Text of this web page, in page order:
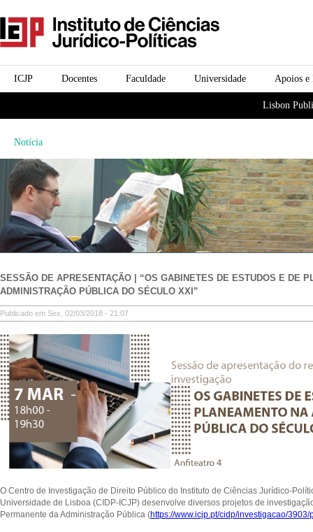
principal
icjp
menu-institucional Apoios e
Universidade
Faculdade
Docentes
ICJP
Lisbon
Notícia
SESSÃO DE APRESENTAÇÃO | “OS GABINETES DE ESTUDOS E DE
ADMINISTRAÇÃO PÚBLICA DO SÉCULO XXI”
Publicado em Sex, 02/03/2018 - 21:07
O Centro de Investigação de Direito Público do Instituto de Ciências Jurídico-
Universidade de Lisboa (CIDP-ICJP) desenvolve diversos projetos de
Permanente da Administração Pública (https://www.icjp.pt/cidp/investigacao/3903/